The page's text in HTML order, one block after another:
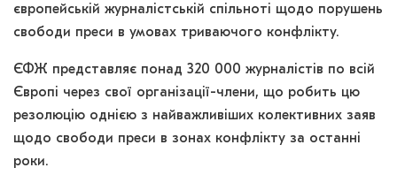
європейській журналістській спільноті щодо порушень
свободи преси в умовах триваючого конфлікту.
ЄФЖ представляє понад 320 000 журналістів по всій
Європі через свої організації-члени, що робить цю
резолюцію однією з найважливіших колективних заяв
щодо свободи преси в зонах конфлікту за останні
роки.